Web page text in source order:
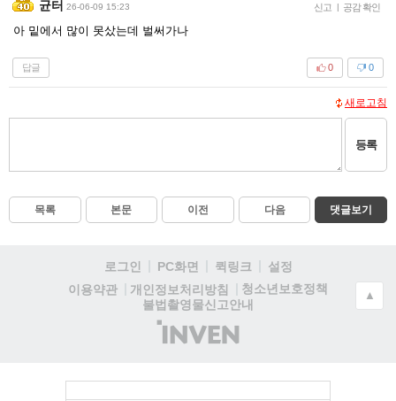
균터 26-06-09 15:23 신고 | 공감 확인
아 밑에서 많이 못샀는데 벌써가나
답글 0
0
새로고침
등록
목록 본문 이전 다음 댓글보기
로그인 PC화면 퀵링크
설정
이용약관
개인정보처리방침
청소년보호정책
불법촬영물신고안내
(주)
인
▲